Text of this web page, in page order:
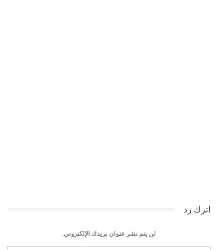
اترك رد
لن يتم نشر عنوان بريدك الإلكتروني.